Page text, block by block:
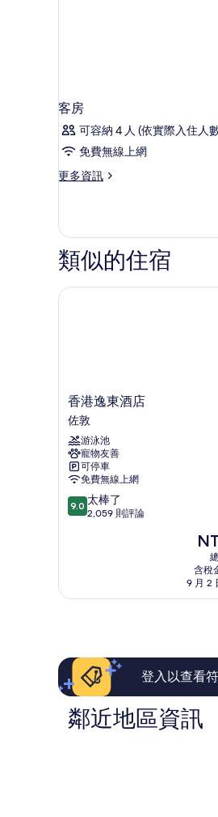
客房
可容納 4 人 (依實際入住人
免費無線上網
更多資訊
更
的
詳
情
類似的住宿
香
港
逸
東
酒
店
佐
敦
香港逸東酒店
佐敦
游泳池
寵物友善
可停車
免費無線上網
9.0
分，
棒
評
9.0 太棒了
2,059 則評論
現
價
格
為
含稅
9 月 2
香港逸東酒店
登入以查看
鄰近地區資訊